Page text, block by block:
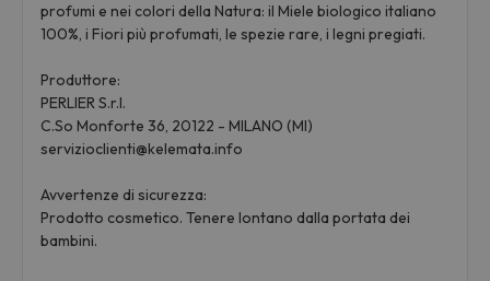
profumi e nei colori della Natura: il Miele biologico italiano
100%, i Fiori più profumati, le spezie rare, i legni pregiati.
Produttore:
PERLIER S.r.l.
C.So Monforte 36, 20122 - MILANO (MI)
servizioclienti@kelemata.info
Avvertenze di sicurezza:
Prodotto cosmetico. Tenere lontano dalla portata dei
bambini.